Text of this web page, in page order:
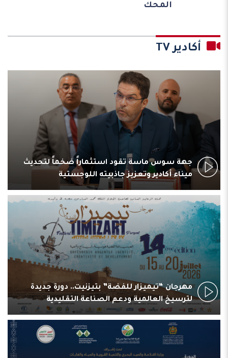
المحك
أكادير TV
جهة سوس ماسة تقود استثماراً ضخماً لتحديث
ميناء أكادير وتعزيز جاذبيته اللوجستية
مهرجان “تيميزار للفضة” بتيزنيت.. دورة جديدة
لترسيخ العالمية ودعم الصناعة التقليدية